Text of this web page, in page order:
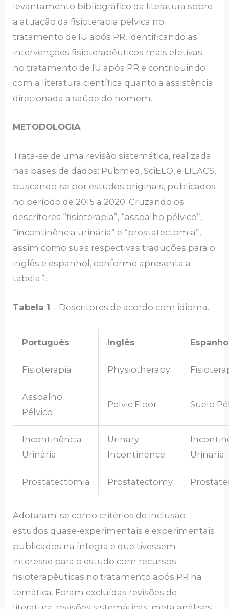
levantamento bibliográfico da literatura sobre
a atuação da fisioterapia pélvica no
tratamento de IU após PR, identificando as
intervenções fisioterapêuticos mais efetivas
no tratamento de IU após PR e contribuindo
com a literatura científica quanto a assistência
direcionada a saúde do homem.
METODOLOGIA
Trata-se de uma revisão sistemática, realizada
nas bases de dados: Pubmed, SciELO, e LILACS,
buscando-se por estudos originais, publicados
no período de 2015 a 2020. Cruzando os
descritores “fisioterapia”, “assoalho pélvico”,
“incontinência urinária” e “prostatectomia”,
assim como suas respectivas traduções para o
inglês e espanhol, conforme apresenta a
tabela 1.
Tabela 1– Descritores de acordo com idioma.
Português Inglês
Fisioterapia Physiotherapy
Assoalho
Pélvico
Pelvic Floor Suelo
Incontinência
Urinária
Urinary
Incontinence
Urinaria
Prostatectomia Prostatectomy
Adotaram-se como critérios de inclusão
estudos quase-experimentais e experimentais
publicados na íntegra e que tivessem
interesse para o estudo com recursos
fisioterapêuticas no tratamento após PR na
temática. Foram excluídas revisões de